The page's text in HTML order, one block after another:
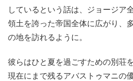
しているという話は、ジョージア
領土を誇った帝国全体に広がり、
の地を訪れるように。
彼らはひと夏を過ごすための別荘
現在にまで残るアバストゥマニの